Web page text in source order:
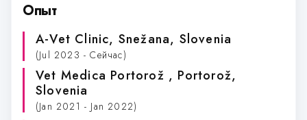
Опыт
A-Vet Clinic, Snežana, Slovenia
(Jul 2023 - Сейчас)
Vet Medica Portorož , Portorož,
Slovenia
(Jan 2021 - Jan 2022)